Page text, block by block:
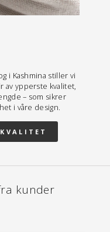
i Kashmina stiller vi
av ypperste kvalitet,
– som sikrer
i våre design.
kunder